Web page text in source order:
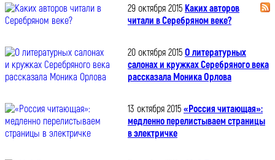
29 октября 2015 Каких авторов
читали в Серебряном веке?
20 октября 2015 О литературных
салонах и кружках Серебряного века
рассказала Моника Орлова
13 октября 2015 «Россия читающая»:
медленно перелистываем страницы
в электричке